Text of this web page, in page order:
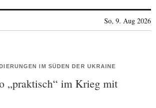
So, 9. Aug 2026
IM SÜDEN DER UKRAINE
„praktisch“ im Krieg mit